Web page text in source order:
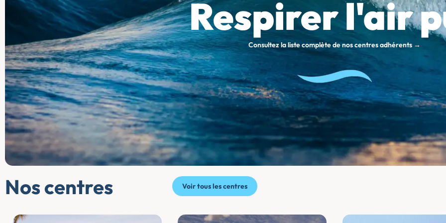
Respirer l'air
Consultez la liste complète de nos centres adhérents →
Nos centres Voir tous les centres